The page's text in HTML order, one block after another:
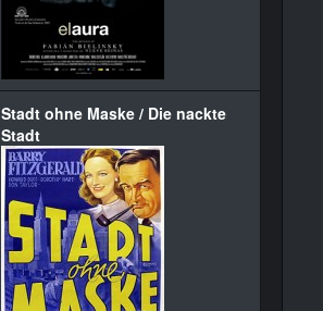
Stadt ohne Maske / Die nackte
Stadt